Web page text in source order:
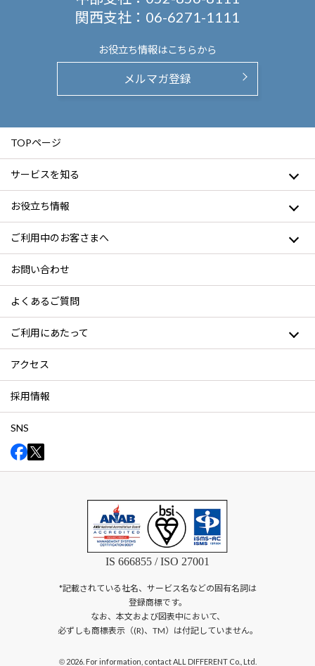
関西支社： 06-6271-1111
お役立ち情報はこちらから
メルマガ登録
TOPページ
サービスを知る
お役立ち情報
ご利用中のお客さまへ
お問い合わせ
よくあるご質問
ご利用にあたって
アクセス
採用情報
SNS
IS 666855 / ISO 27001
*記載されている社名、サービス名などの固有名詞は
登録商標です。
なお、本文および図表中において、
必ずしも商標表示（(R)、TM）は付記していません。
©2026. For information, contact ALL DIFFERENT Co., Ltd.